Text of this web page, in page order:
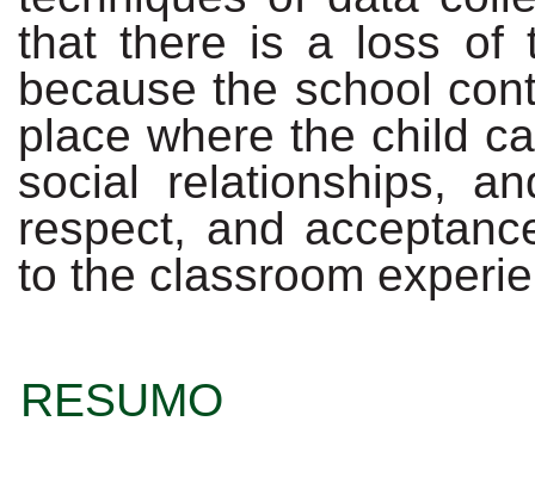
that there is a loss of
because the school
place where the child
social relationships,
respect, and
to the classroom
RESUMO